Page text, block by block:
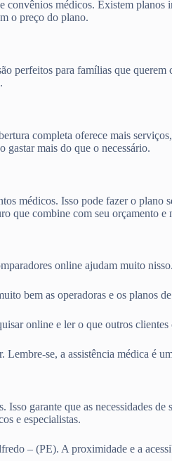
convênios médicos. Existem
o preço do plano.
perfeitos para famílias que
completa oferece mais
gastar mais do que o necessário.
médicos. Isso pode fazer o
que combine com seu orçamento e
online ajudam muito
bem as operadoras e os planos
online e ler o que outros
se, a assistência médica é
garante que as necessidades
e especialistas.
– (PE). A proximidade e a